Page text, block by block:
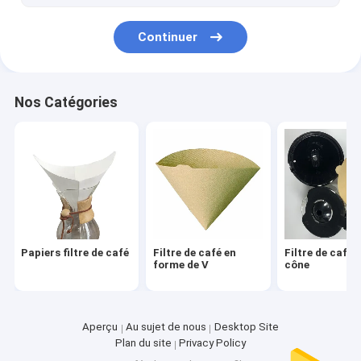
Continuer
Nos Catégories
Papiers filtre de café
Filtre de café en
forme de V
Filtre de café
cône
Aperçu Au sujet de nous
Desktop Site
Plan du site
Privacy Policy